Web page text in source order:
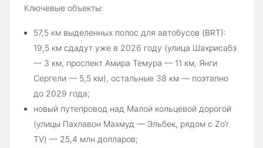
Ключевые объекты:
57,5 км выделенных полос для автобусов (BRT):
19,5 км сдадут уже в 2026 году (улица Шахрисабз
— 3 км, проспект Амира Темура — 11 км, Янги
Сергели — 5,5 км), остальные 38 км — поэтапно
до 2029 года;
новый путепровод над Малой кольцевой дорогой
(улицы Пахлавон Махмуд — Эльбек, рядом с Zo’r
TV) — 25,4 млн долларов;